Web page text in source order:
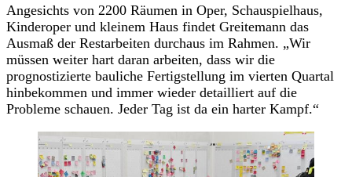
Angesichts von 2200 Räumen in Oper, Schauspielhaus,
Kinderoper und kleinem Haus findet Greitemann das
Ausmaß der Restarbeiten durchaus im Rahmen. „Wir
müssen weiter hart daran arbeiten, dass wir die
prognostizierte bauliche Fertigstellung im vierten Quartal
hinbekommen und immer wieder detailliert auf die
Probleme schauen. Jeder Tag ist da ein harter Kampf.“